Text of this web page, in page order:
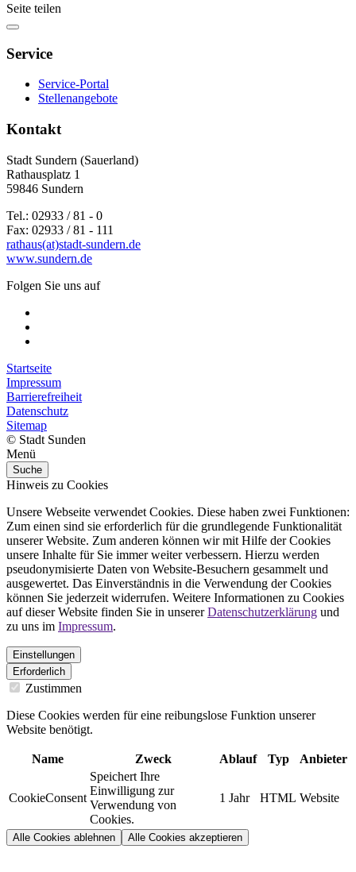
Seite teilen
Service
Service-Portal
Stellenangebote
Kontakt
Stadt Sundern (Sauerland)
Rathausplatz 1
59846 Sundern
Tel.: 02933 / 81 - 0
Fax: 02933 / 81 - 111
rathaus(at)stadt-sundern.de
www.sundern.de
Folgen Sie uns auf
Startseite
Impressum
Barrierefreiheit
Datenschutz
Sitemap
© Stadt Sunden
Menü
Suche
Hinweis zu Cookies
Unsere Webseite verwendet Cookies. Diese haben zwei Funktionen:
Zum einen sind sie erforderlich für die grundlegende Funktionalität
unserer Website. Zum anderen können wir mit Hilfe der Cookies
unsere Inhalte für Sie immer weiter verbessern. Hierzu werden
pseudonymisierte Daten von Website-Besuchern gesammelt und
ausgewertet. Das Einverständnis in die Verwendung der Cookies
können Sie jederzeit widerrufen. Weitere Informationen zu Cookies
auf dieser Website finden Sie in unsererDatenschutzerklärung und
zu uns im Impressum.
Einstellungen
Erforderlich
Zustimmen
Diese Cookies werden für eine reibungslose Funktion unserer
Website benötigt.
Name Zweck Ablauf Typ Anbieter
CookieConsent
Speichert Ihre
Einwilligung zur
Verwendung von
Cookies.
1 Jahr HTML Website
Alle Cookies ablehnen Alle Cookies akzeptieren